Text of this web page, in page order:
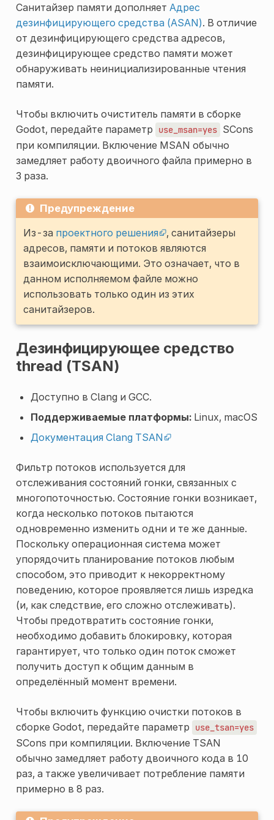
Санитайзер памяти дополняет Адрес
дезинфицирующего средства (ASAN). В отличие
от дезинфицирующего средства адресов,
дезинфицирующее средство памяти может
обнаруживать неинициализированные чтения
памяти.
Чтобы включить очиститель памяти в сборке
Godot, передайте параметр
use_msan=yes SCons
при компиляции. Включение MSAN обычно
замедляет работу двоичного файла примерно в
3 раза.
Предупреждение
Из-за проектного решения
, санитайзеры
адресов, памяти и потоков являются
взаимоисключающими. Это означает, что в
данном исполняемом файле можно
использовать только один из этих
санитайзеров.
Дезинфицирующее средство
thread (TSAN)
Доступно в Clang и GCC.
Поддерживаемые платформы:Linux, macOS
Документация Clang TSAN
Фильтр потоков используется для
отслеживания состояний гонки, связанных с
многопоточностью. Состояние гонки возникает,
когда несколько потоков пытаются
одновременно изменить одни и те же данные.
Поскольку операционная система может
упорядочить планирование потоков любым
способом, это приводит к некорректному
поведению, которое проявляется лишь изредка
(и, как следствие, его сложно отслеживать).
Чтобы предотвратить состояние гонки,
необходимо добавить блокировку, которая
гарантирует, что только один поток сможет
получить доступ к общим данным в
определённый момент времени.
Чтобы включить функцию очистки потоков в
сборке Godot, передайте параметр
use_tsan=yes
SCons при компиляции. Включение TSAN
обычно замедляет работу двоичного кода в 10
раз, а также увеличивает потребление памяти
примерно в 8 раз.